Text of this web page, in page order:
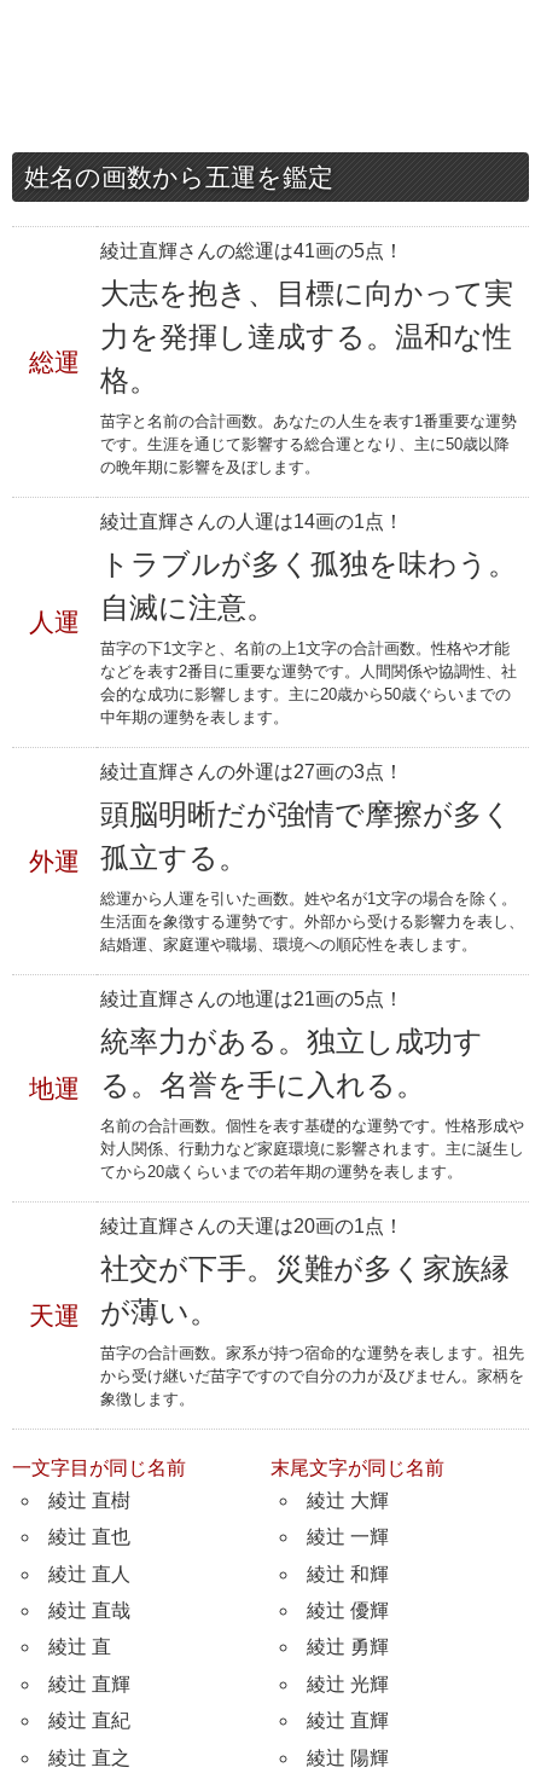
姓名の画数から五運を鑑定
総運
綾辻直輝さんの総運は41画の5点！
大志を抱き、目標に向かって実
力を発揮し達成する。温和な性
格。
苗字と名前の合計画数。あなたの人生を表す1番重要な運勢
です。生涯を通じて影響する総合運となり、主に50歳以降
の晩年期に影響を及ぼします。
人運
綾辻直輝さんの人運は14画の1点！
トラブルが多く孤独を味わう。
自滅に注意。
苗字の下1文字と、名前の上1文字の合計画数。性格や才能
などを表す2番目に重要な運勢です。人間関係や協調性、社
会的な成功に影響します。主に20歳から50歳ぐらいまでの
中年期の運勢を表します。
外運
綾辻直輝さんの外運は27画の3点！
頭脳明晰だが強情で摩擦が多く
孤立する。
総運から人運を引いた画数。姓や名が1文字の場合を除く。
生活面を象徴する運勢です。外部から受ける影響力を表し、
結婚運、家庭運や職場、環境への順応性を表します。
地運
綾辻直輝さんの地運は21画の5点！
統率力がある。独立し成功す
る。名誉を手に入れる。
名前の合計画数。個性を表す基礎的な運勢です。性格形成や
対人関係、行動力など家庭環境に影響されます。主に誕生し
てから20歳くらいまでの若年期の運勢を表します。
天運
綾辻直輝さんの天運は20画の1点！
社交が下手。災難が多く家族縁
が薄い。
苗字の合計画数。家系が持つ宿命的な運勢を表します。祖先
から受け継いだ苗字ですので自分の力が及びません。家柄を
象徴します。
一文字目が同じ名前
綾辻 直樹
綾辻 直也
綾辻 直人
綾辻 直哉
綾辻 直
綾辻 直輝
綾辻 直紀
綾辻 直之
末尾文字が同じ名前
綾辻 大輝
綾辻 一輝
綾辻 和輝
綾辻 優輝
綾辻 勇輝
綾辻 光輝
綾辻 直輝
綾辻 陽輝